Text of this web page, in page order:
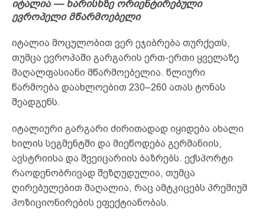
იტალია — ხარისხზე ორიენტირებული
ევროპელი მწარმოებელი
იტალია მოცულობით ვერ ეჯიბრება თურქეთს,
თუმცა ევროპაში გარგარის ერთ-ერთი ყველაზე
მაღალფასიანი მწარმოებელია. წლიური
წარმოება დაახლოებით 230–260 ათას ტონას
შეადგენს.
იტალიური გარგარი ძირითადად იყიდება ახალი
ხილის სეგმენტში და მიეწოდება გერმანიის,
ავსტრიისა და შვეიცარიის ბაზრებს. ექსპორტი
რაოდენობრივად შეზღუდულია, თუმცა
ღირებულებით მაღალია, რაც ამტკიცებს პრემიუმ
პოზიციონირების ეფექტიანობას.